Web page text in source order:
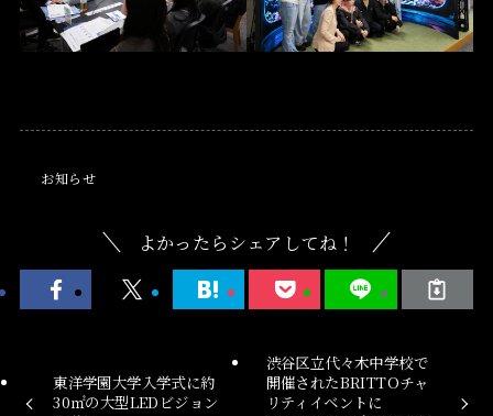
お知らせ
よかったらシェアしてね！
東洋学園大学入学式に約
30㎡の大型LEDビジョン
渋谷区立代々木中学校で
開催されたBRITTOチャ
リティイベントに